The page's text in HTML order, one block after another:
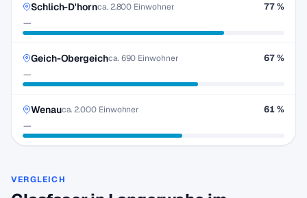
Schlich-D'hornca. 2.800 Einwohner
—
77 %
Geich-Obergeichca. 690 Einwohner
—
67 %
Wenauca. 2.000 Einwohner
—
61 %
VERGLEICH